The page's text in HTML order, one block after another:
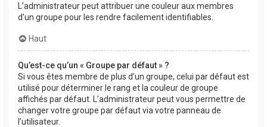
L’administrateur peut attribuer une couleur aux membres
d’un groupe pour les rendre facilement identifiables.
Haut
Qu’est-ce qu’un « Groupe par défaut » ?
Si vous êtes membre de plus d’un groupe, celui par défaut est
utilisé pour déterminer le rang et la couleur de groupe
affichés par défaut. L’administrateur peut vous permettre de
changer votre groupe par défaut via votre panneau de
l’utilisateur.